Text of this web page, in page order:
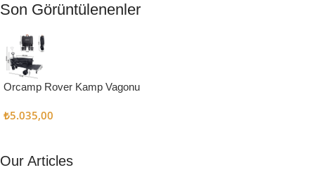
Muftağı
Kampçı
Şefler İçin
Keşfet
Son Görüntülenenler
Orcamp Rover Kamp Vagonu
₺5.035,00
Our Articles